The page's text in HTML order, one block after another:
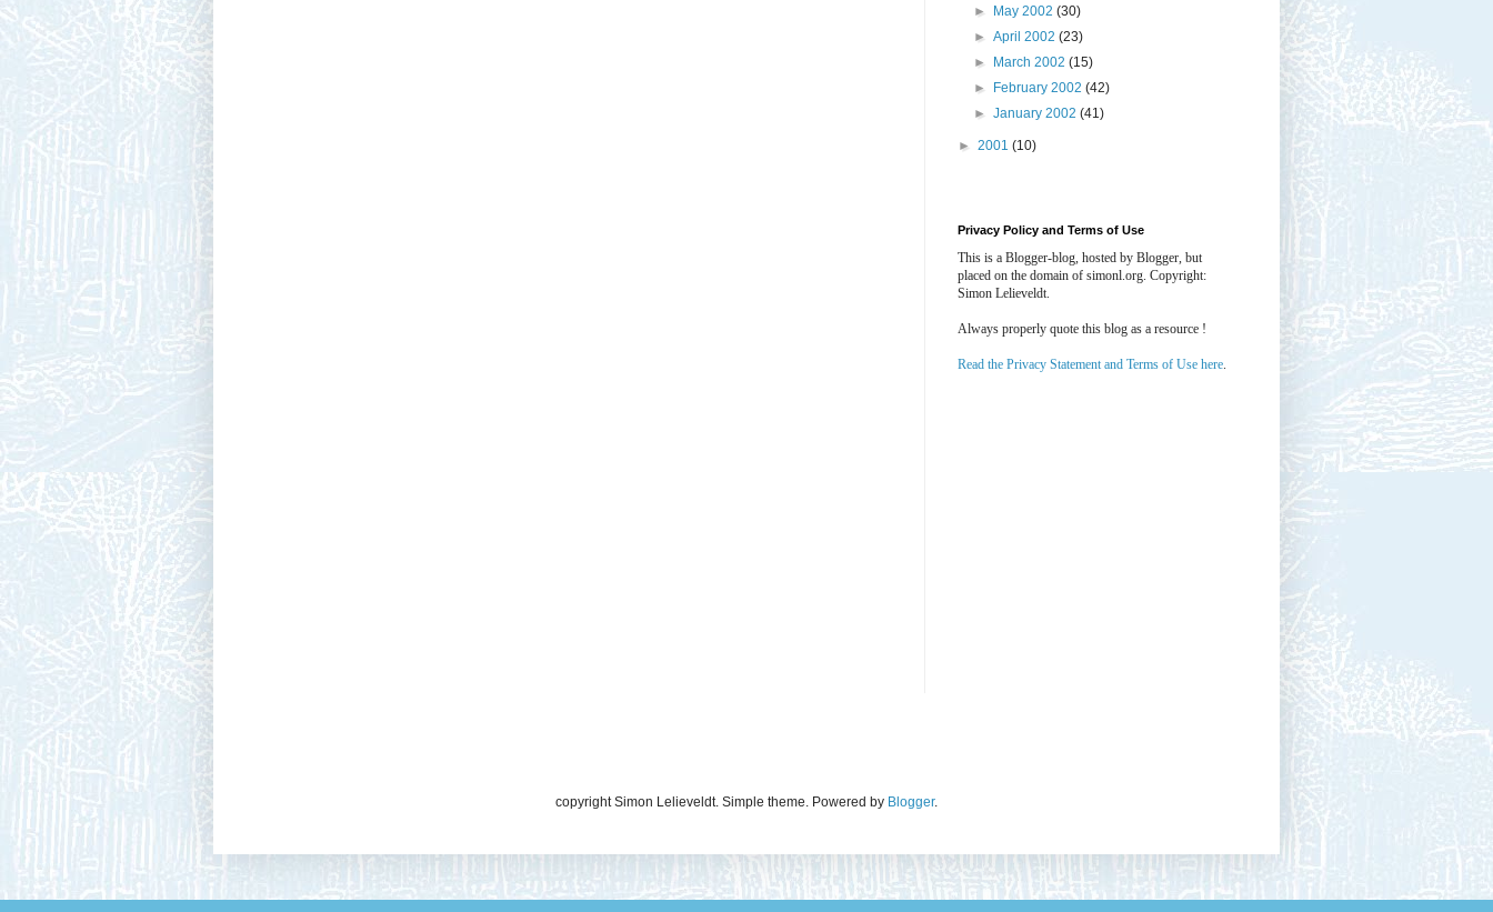
►
May 2002(30)
►April 2002(23)
►
March 2002(15)
►
February 2002(42)
►January 2002(41)
► 2001 (10)
Privacy Policy and Terms of Use
This is a Blogger-blog, hosted by Blogger, but
placed on the domain of simonl.org. Copyright:
Simon Lelieveldt.
Always properly quote this blog as a resource !
Read the Privacy Statement and Terms of Use here.
copyright Simon Lelieveldt. Simple theme. Powered by Blogger.